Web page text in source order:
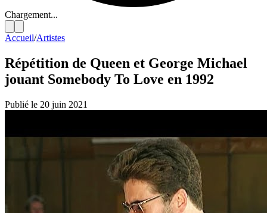
Chargement...
Accueil/Artistes
Répétition de Queen et George Michael
jouant Somebody To Love en 1992
Publié le 20 juin 2021